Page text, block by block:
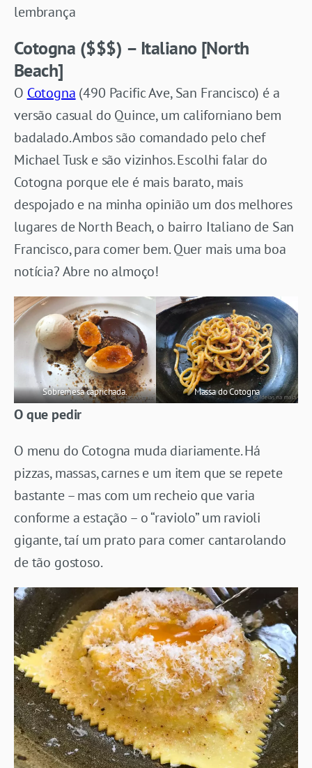
lembrança
Cotogna ($$$) – Italiano [North
Beach]
O Cotogna (490 Pacific Ave, San Francisco) é a
versão casual do Quince, um californiano bem
badalado. Ambos são comandado pelo chef
Michael Tusk e são vizinhos. Escolhi falar do
Cotogna porque ele é mais barato, mais
despojado e na minha opinião um dos melhores
lugares de North Beach, o bairro Italiano de San
Francisco, para comer bem. Quer mais uma boa
notícia? Abre no almoço!
Sobremesa caprichada. Massa do Cotogna
O que pedir
O menu do Cotogna muda diariamente. Há
pizzas, massas, carnes e um item que se repete
bastante – mas com um recheio que varia
conforme a estação – o “raviolo” um ravioli
gigante, taí um prato para comer cantarolando
de tão gostoso.